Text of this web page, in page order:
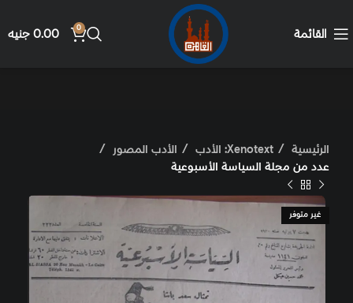
القائمة 0
0.00 جنيه
الرئيسية Xenotext: الأدب
الأدب المصور
عدد من مجلة السياسة الأسبوعية
غير متوفر